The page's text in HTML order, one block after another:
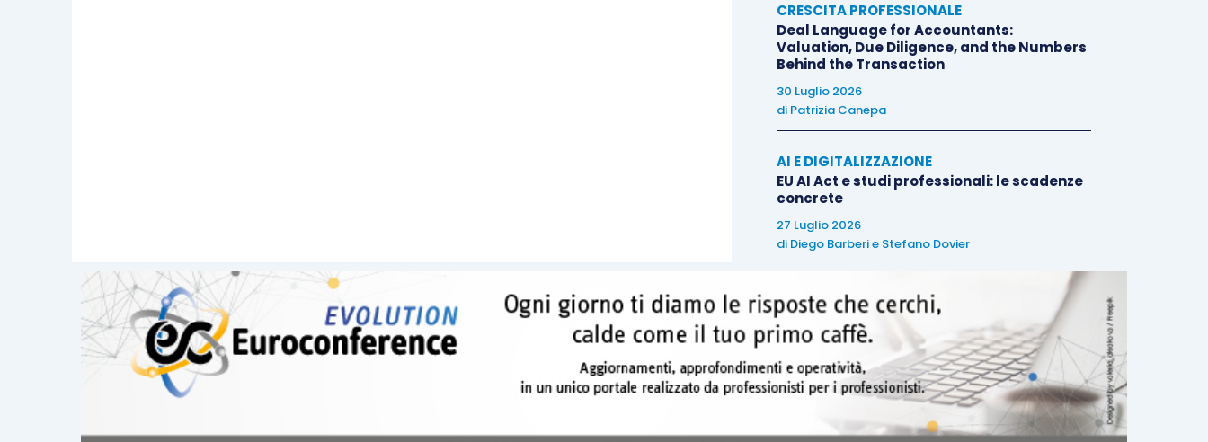
CRESCITA PROFESSIONALE
Deal Language for Accountants:
Valuation, Due Diligence, and the Numbers
Behind the Transaction
30 Luglio 2026
di Patrizia Canepa
AI E DIGITALIZZAZIONE
EU AI Act e studi professionali: le scadenze
concrete
27 Luglio 2026
di Diego Barberie Stefano Dovier